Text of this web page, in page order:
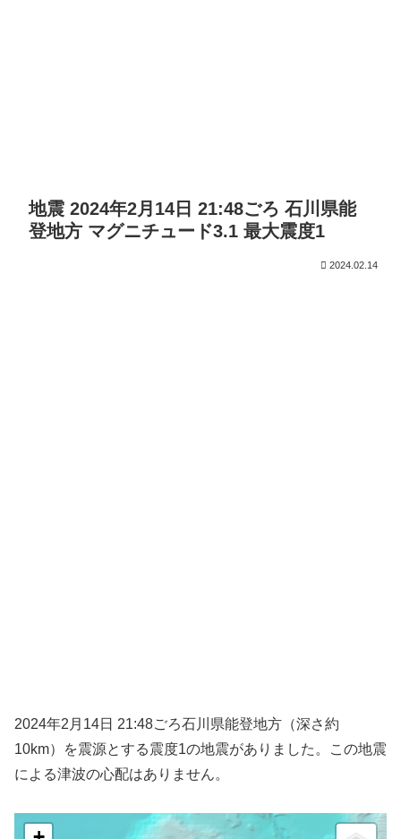
地震 2024年2月14日 21:48ごろ 石川県能
登地方 マグニチュード3.1 最大震度1
2024.02.14
2024年2月14日 21:48ごろ石川県能登地方（深さ約
10km）を震源とする震度1の地震がありました。この地震
による津波の心配はありません。